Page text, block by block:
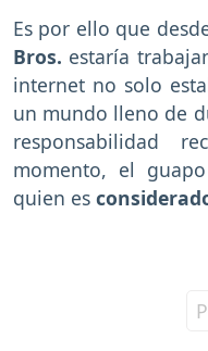
Es por ello que
Bros. estaría
internet no solo
un mundo lleno de
responsabilidad
momento, el
quien es